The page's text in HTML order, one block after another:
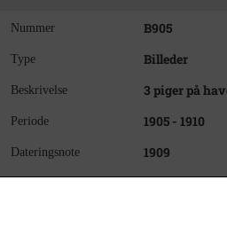
Nummer B905
Type Billeder
Beskrivelse 3 piger på
Periode 1905 - 1910
Dateringsnote 1909
Ukendt